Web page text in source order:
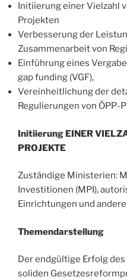
Initiierung einer Vielzahl
Projekten
Verbesserung der
Zusammenarbeit von
Einführung eines
gap funding (VGF),
Vereinheitlichung der
Regulierungen von ÖPP-
Initiierung EINER
PROJEKTE
Zuständige Ministerien:
Investitionen (MPI),
Einrichtungen und
Themendarstellung
Der endgültige Erfolg
soliden